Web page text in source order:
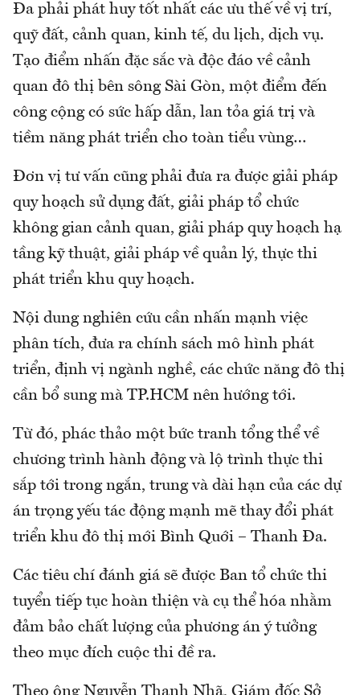
Đa phải phát huy tốt nhất các ưu thế về vị trí,
quỹ đất, cảnh quan, kinh tế, du lịch, dịch vụ.
Tạo điểm nhấn đặc sắc và độc đáo về cảnh
quan đô thị bên sông Sài Gòn, một điểm đến
công cộng có sức hấp dẫn, lan tỏa giá trị và
tiềm năng phát triển cho toàn tiểu vùng…
Đơn vị tư vấn cũng phải đưa ra được giải pháp
quy hoạch sử dụng đất, giải pháp tổ chức
không gian cảnh quan, giải pháp quy hoạch hạ
tầng kỹ thuật, giải pháp về quản lý, thực thi
phát triển khu quy hoạch.
Nội dung nghiên cứu cần nhấn mạnh việc
phân tích, đưa ra chính sách mô hình phát
triển, định vị ngành nghề, các chức năng đô thị
cần bổ sung mà TP.HCM nên hướng tới.
Từ đó, phác thảo một bức tranh tổng thể về
chương trình hành động và lộ trình thực thi
sắp tới trong ngắn, trung và dài hạn của các dự
án trọng yếu tác động mạnh mẽ thay đổi phát
triển khu đô thị mới Bình Quới – Thanh Đa.
Các tiêu chí đánh giá sẽ được Ban tổ chức thi
tuyển tiếp tục hoàn thiện và cụ thể hóa nhằm
đảm bảo chất lượng của phương án ý tưởng
theo mục đích cuộc thi đề ra.